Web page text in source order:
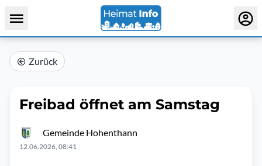
Zurück
Freibad öffnet am Samstag
Gemeinde Hohenthann
12.06.2026, 08:41